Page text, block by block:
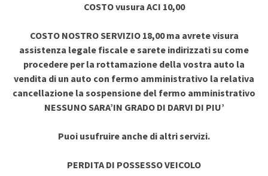
COSTO vusura ACI 10,00
COSTO NOSTRO SERVIZIO 18,00 ma avrete visura
assistenza legale fiscale e sarete indirizzati su come
procedere per la rottamazione della vostra auto la
vendita di un auto con fermo amministrativo la relativa
cancellazione la sospensione del fermo amministrativo
NESSUNO SARA’IN GRADO DI DARVI DI PIU’
Puoi usufruire anche di altri servizi.
PERDITA DI POSSESSO VEICOLO